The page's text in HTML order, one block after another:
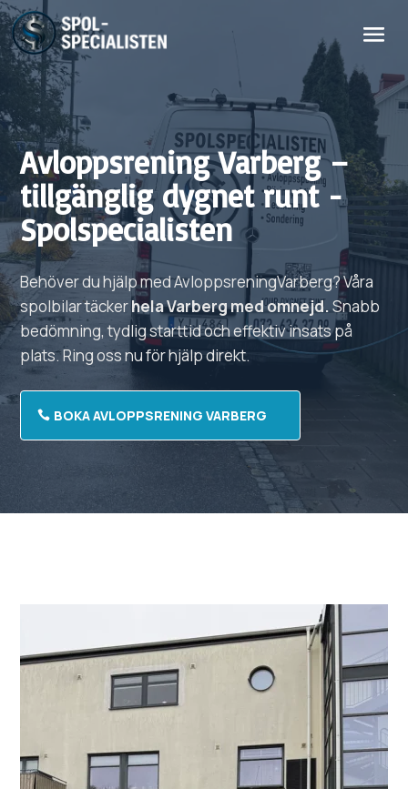
AvloppsreningVarberg–
tillgänglig dygnet runt -
Spolspecialisten
Behöver du hjälp medAvloppsreningVarberg?Våra
spolbilar täckerhelaVarbergmed omnejd.Snabb
bedömning, tydlig starttid och effektiv insats på
plats. Ring oss nu för hjälp direkt.
BOKA AVLOPPSRENING VARBERG